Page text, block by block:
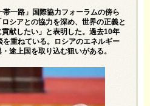
一路」国際協力フォーラムの傍ら
シアとの協力を深め、世界の正義と
献したい」と表明した。過去10年
重ねている。ロシアのエネルギー
途上国を取り込む狙いがある。